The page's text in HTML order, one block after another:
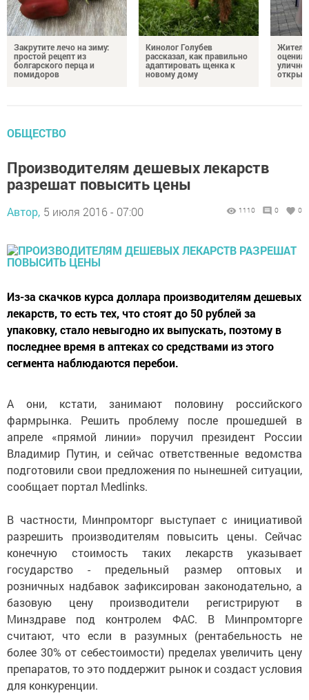
Закрутите лечо на зиму:
простой рецепт из
болгарского перца и
помидоров
Кинолог Голубев
рассказал, как правильно
адаптировать щенка к
новому дому
ОБЩЕСТВО
Производителям дешевых лекарств
разрешат повысить цены
Автор, 5 июля 2016 - 07:00 1110 0 0
Из-за скачков курса доллара производителям дешевых
лекарств, то есть тех, что стоят до 50 рублей за
упаковку, стало невыгодно их выпускать, поэтому в
последнее время в аптеках со средствами из этого
сегмента наблюдаются перебои.
А они, кстати, занимают половину российского
фармрынка. Решить проблему после прошедшей в
апреле «прямой линии» поручил президент России
Владимир Путин, и сейчас ответственные ведомства
подготовили свои предложения по нынешней ситуации,
сообщает портал Medlinks.
В частности, Минпромторг выступает с инициативой
разрешить производителям повысить цены. Сейчас
конечную стоимость таких лекарств указывает
государство - предельный размер оптовых и
розничных надбавок зафиксирован законодательно, а
базовую цену производители регистрируют в
Минздраве под контролем ФАС. В Минпромторге
считают, что если в разумных (рентабельность не
более 30% от себестоимости) пределах увеличить цену
препаратов, то это поддержит рынок и создаст условия
для конкуренции.